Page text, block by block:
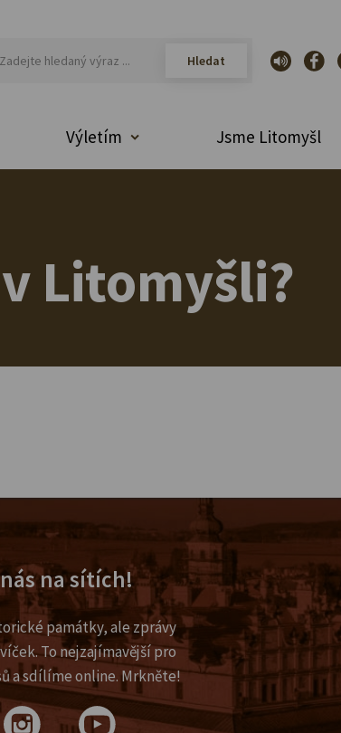
Výletím Jsme Litomyšl
Litomyšli?
na sítích!
památky, ale zprávy
To nejzajímavější pro
a sdílíme online. Mrkněte!